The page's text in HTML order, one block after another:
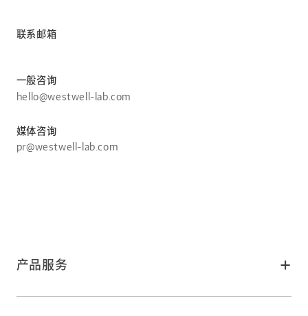
联系邮箱
一般咨询
hello@westwell-lab.com
媒体咨询
pr@westwell-lab.com
产品服务